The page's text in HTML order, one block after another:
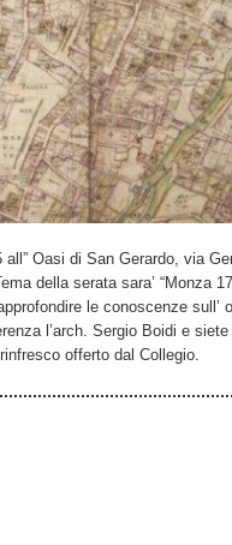
all” Oasi di San Gerardo, via
della serata sara’ “Monza
le conoscenze
l’arch. Sergio Boidi e
offerto dal Collegio.